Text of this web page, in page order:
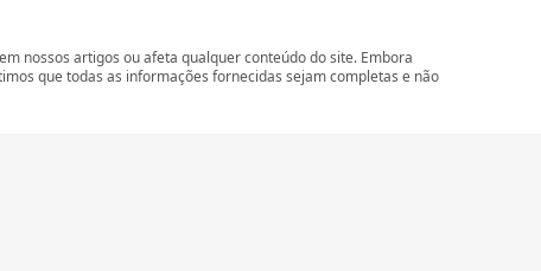
nossos artigos ou afeta qualquer conteúdo do site. Embora
que todas as informações fornecidas sejam completas e não